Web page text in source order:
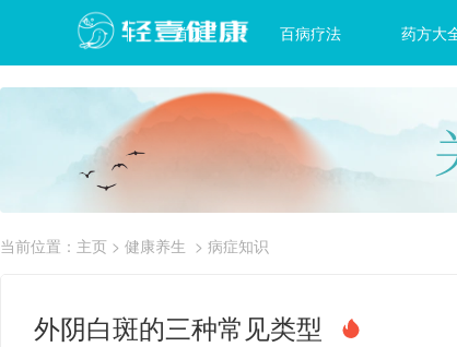
首页 百病疗法 药方大
当前位置： 主页 > 健康养生 > 病症知识
外阴白斑的三种常见类型